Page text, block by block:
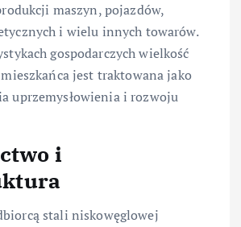
maszyn, pojazdów,
i wielu innych towarów.
gospodarczych wielkość
jest traktowana jako
uprzemysłowienia i rozwoju
i
stali niskowęglowej